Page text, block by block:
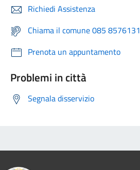
Richiedi Assistenza
Chiama il comune 085 8576131
Prenota un appuntamento
Problemi in città
Segnala disservizio